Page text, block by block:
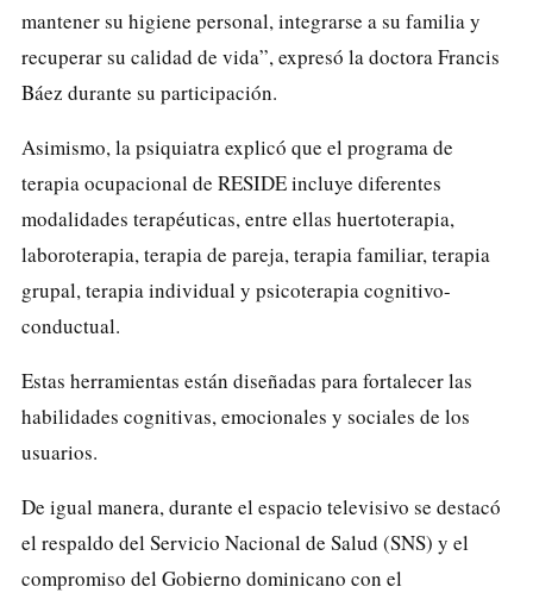
mantener su higiene personal, integrarse a su familia y
recuperar su calidad de vida”, expresó la doctora Francis
Báez durante su participación.
Asimismo, la psiquiatra explicó que el programa de
terapia ocupacional de RESIDE incluye diferentes
modalidades terapéuticas, entre ellas huertoterapia,
laboroterapia, terapia de pareja, terapia familiar, terapia
grupal, terapia individual y psicoterapia cognitivo-
conductual.
Estas herramientas están diseñadas para fortalecer las
habilidades cognitivas, emocionales y sociales de los
usuarios.
De igual manera, durante el espacio televisivo se destacó
el respaldo del Servicio Nacional de Salud (SNS) y el
compromiso del Gobierno dominicano con el